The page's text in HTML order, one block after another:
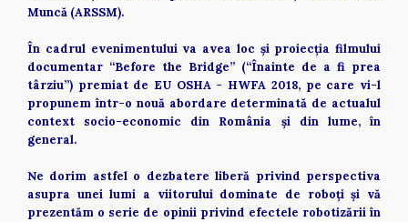
Muncă (ARSSM).
În cadrul evenimentului va avea loc și proiecția filmului
documentar “Before the Bridge” (“Înainte de a fi prea
târziu”) premiat de EU OSHA - HWFA 2018, pe care vi-l
propunem într-o nouă abordare determinată de actualul
context socio-economic din România și din lume, în
general.
Ne dorim astfel o dezbatere liberă privind perspectiva
asupra unei lumi a viitorului dominate de roboți și vă
prezentăm o serie de opinii privind efectele robotizării în